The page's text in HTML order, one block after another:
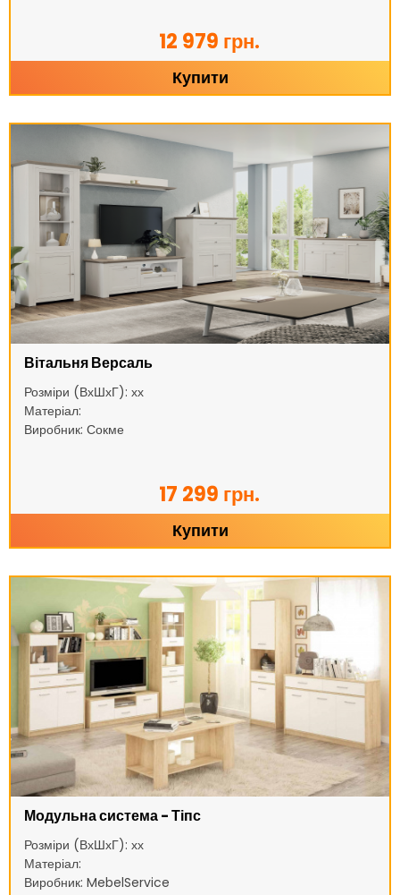
12 979 грн.
Купити
Вітальня Версаль
Розміри (ВхШхГ): хх
Матеріал:
Виробник: Сокме
17 299 грн.
Купити
Модульна система - Тіпс
Розміри (ВхШхГ): хх
Матеріал:
Виробник: MebelService